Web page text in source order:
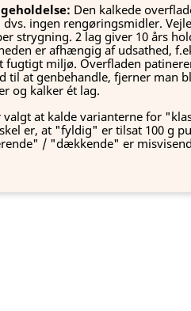
Den kalkede
dvs. ingen rengøringsmidler.
strygning. 2 lag giver 10 års
er afhængig af udsathed,
fugtigt miljø. Overfladen
til at genbehandle, fjerner man
og kalker ét lag.
valgt at kalde varianterne for
er, at "fyldig" er tilsat 100 g
/ "dækkende" er